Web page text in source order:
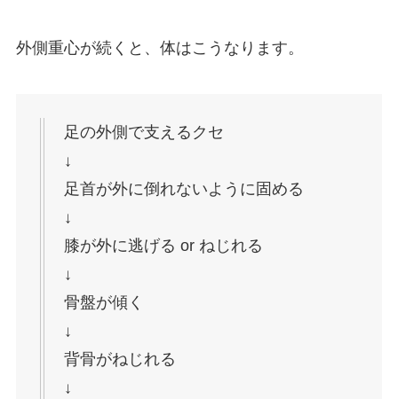
外側重心が続くと、体はこうなります。
足の外側で支えるクセ
↓
足首が外に倒れないように固める
↓
膝が外に逃げる or ねじれる
↓
骨盤が傾く
↓
背骨がねじれる
↓